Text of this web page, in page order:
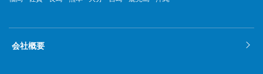
会社概要